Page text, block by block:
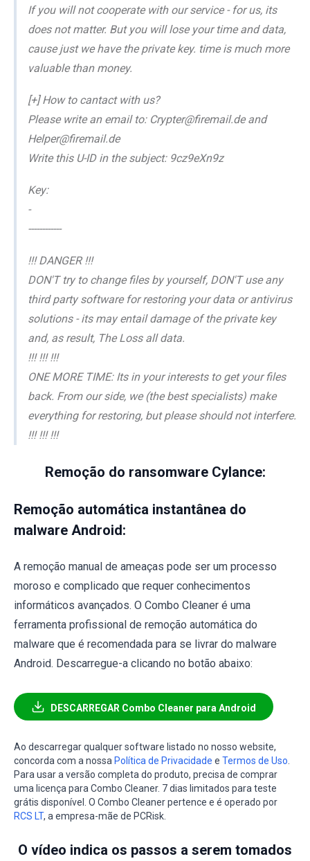
If you will not cooperate with our service - for us, its
does not matter. But you will lose your time and data,
cause just we have the private key. time is much more
valuable than money.
[+] How to cantact with us?
Please write an email to: Crypter@firemail.de and
Helper@firemail.de
Write this U-ID in the subject: 9cz9eXn9z
Key:
-
------------
!!! DANGER !!!
DON'T try to change files by yourself, DON'T use any
third party software for restoring your data or antivirus
solutions - its may entail damage of the private key
and, as result, The Loss all data.
!!! !!! !!!
ONE MORE TIME: Its in your interests to get your files
back. From our side, we (the best specialists) make
everything for restoring, but please should not interfere.
!!! !!! !!!
Remoção do ransomware Cylance:
Remoção automática instantânea do
malware Android:
A remoção manual de ameaças pode ser um processo
moroso e complicado que requer conhecimentos
informáticos avançados. O Combo Cleaner é uma
ferramenta profissional de remoção automática do
malware que é recomendada para se livrar do malware
Android. Descarregue-a clicando no botão abaixo:
DESCARREGAR Combo Cleaner para Android
Ao descarregar qualquer software listado no nosso website,
concorda com a nossa Política de Privacidade e Termos de Uso
Para usar a versão completa do produto, precisa de comprar
uma licença para Combo Cleaner. 7 dias limitados para teste
grátis disponível. O Combo Cleaner pertence e é operado por
RCS LT, a empresa-mãe de PCRisk.
O vídeo indica os passos a serem tomados